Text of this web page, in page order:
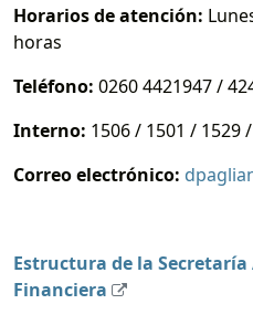
Horarios de atención:
horas
Teléfono: 0260 4421947 /
Interno: 1506 / 1501 / 1529
Correo electrónico:
Estructura de la
Financiera